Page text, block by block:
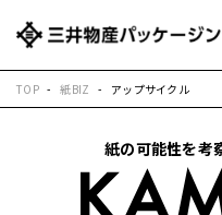
サービス
TOP 紙BIZ アップサイクル
紙の可能性を考